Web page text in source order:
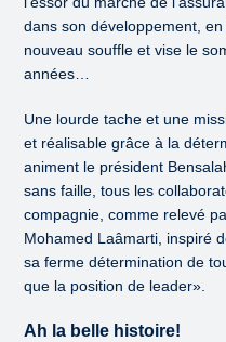
dans son développement,
nouveau souffle et vise le
années…
Une lourde tache et une
et réalisable grâce à la
animent le président
sans faille, tous les
compagnie, comme relevé
Mohamed Laâmarti, inspiré
sa ferme détermination de
que la position de leader».
Ah la belle histoire!